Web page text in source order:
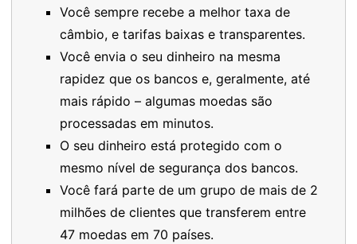
Você sempre recebe a melhor taxa de
câmbio, e tarifas baixas e transparentes.
Você envia o seu dinheiro na mesma
rapidez que os bancos e, geralmente, até
mais rápido – algumas moedas são
processadas em minutos.
O seu dinheiro está protegido com o
mesmo nível de segurança dos bancos.
Você fará parte de um grupo de mais de 2
milhões de clientes que transferem entre
47 moedas em 70 países.